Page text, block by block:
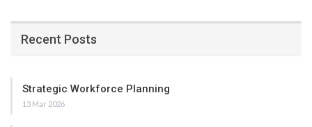
Recent Posts
Strategic Workforce Planning
13 Mar 2026